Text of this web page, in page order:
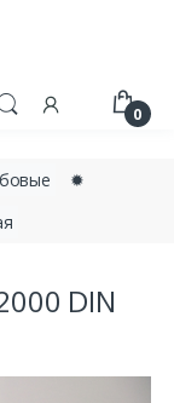
0
✹
DIN